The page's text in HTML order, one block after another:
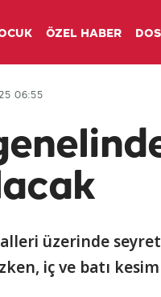
ÖZEL HABER
06:55
üzerinde
iç ve batı